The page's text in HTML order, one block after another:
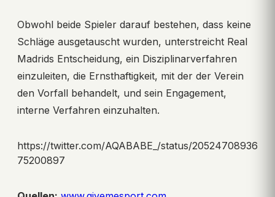
Obwohl beide Spieler darauf bestehen, dass keine
Schläge ausgetauscht wurden, unterstreicht Real
Madrids Entscheidung, ein Disziplinarverfahren
einzuleiten, die Ernsthaftigkeit, mit der der Verein
den Vorfall behandelt, und sein Engagement,
interne Verfahren einzuhalten.
https://twitter.com/AQABABE_/status/20524708936
75200897